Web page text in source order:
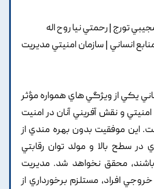
تورج | رحمتي نيا روح اله
انساني | سازمان امنيتي مديريت
يکي از ويژگي هاي همواره مؤثر
و نقش آفريني آنان در امنيت
اين موفقيت بدون بهره­ مندي از
در سطح بالا و مولد توان رقابتي
باشند, محقق نخواهد شد. مديريت
افراد, مستلزم برخورداري از